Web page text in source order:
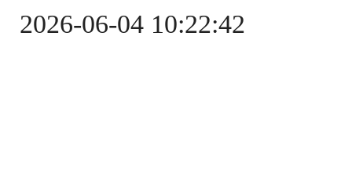
2026-06-04 10:22:42